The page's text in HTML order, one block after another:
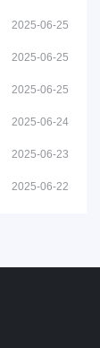
2025-06-25
2025-06-25
2025-06-25
2025-06-24
2025-06-23
2025-06-22